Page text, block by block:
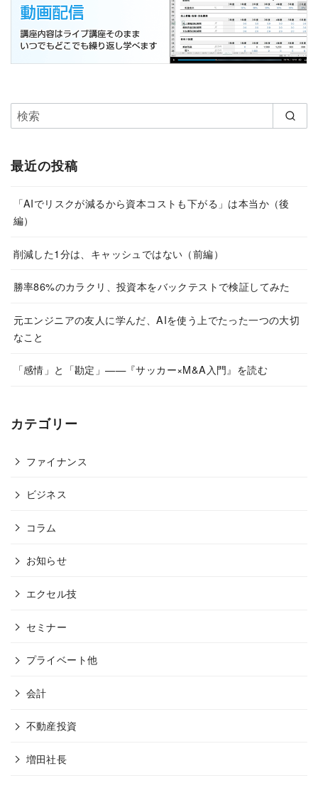
最近の投稿
「AIでリスクが減るから資本コストも下がる」は本当か（後
編）
削減した1分は、キャッシュではない（前編）
勝率86%のカラクリ、投資本をバックテストで検証してみた
元エンジニアの友人に学んだ、AIを使う上でたった一つの大切
なこと
「感情」と「勘定」——『サッカー×M&A入門』を読む
カテゴリー
ファイナンス
ビジネス
コラム
お知らせ
エクセル技
セミナー
プライベート他
会計
不動産投資
増田社長